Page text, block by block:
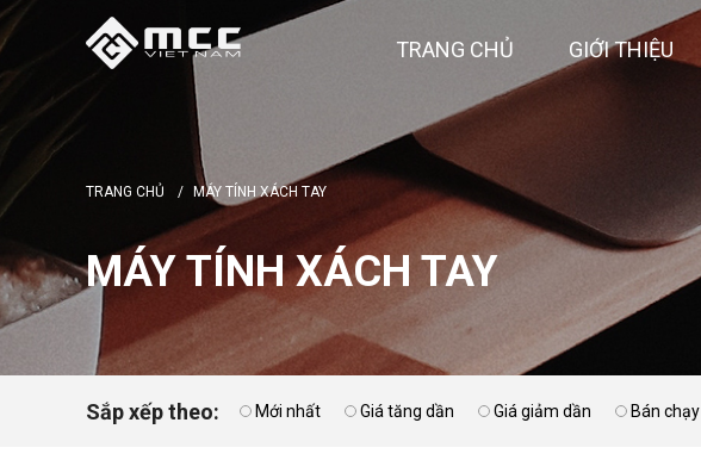
TRANG CHỦ GIỚI THIỆU
TRANG CHỦ / MÁY TÍNH XÁCH TAY
MÁY TÍNH XÁCH TAY
Sắp xếp theo: Mới nhất Giá tăng dần Giá giảm dần Bán chạy